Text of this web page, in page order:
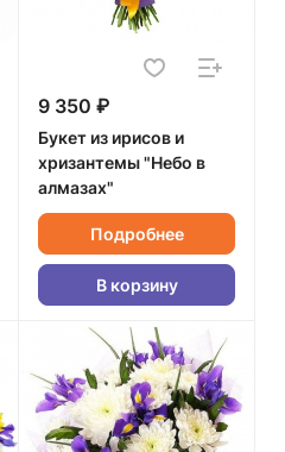
9 350 ₽
Букет из ирисов и
хризантемы "Небо в
алмазах"
Подробнее
В корзину